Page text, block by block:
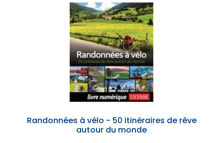
Randonnées à vélo - 50 itinéraires de rêve
autour du monde